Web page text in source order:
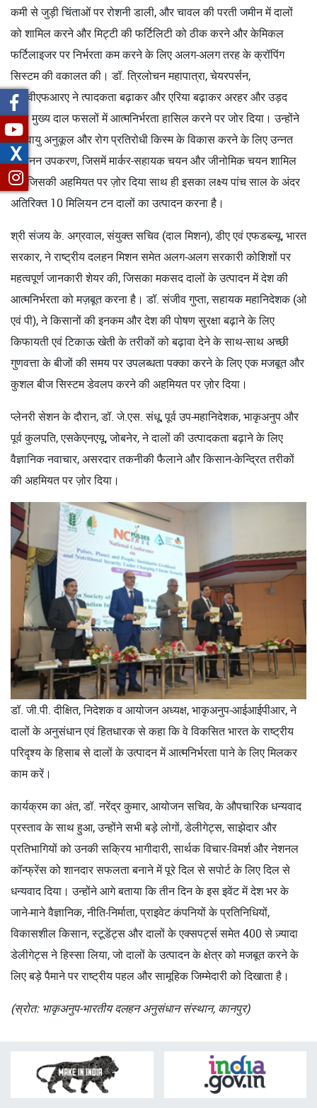
कमी से जुड़ी चिंताओं पर रोशनी डाली, और चावल की परती जमीन में दालों
को शामिल करने और मिट्टी की फर्टिलिटी को ठीक करने और केमिकल
फर्टिलाइजर पर निर्भरता कम करने के लिए अलग-अलग तरह के क्रॉपिंग
सिस्टम की वकालत की। डॉ. त्रिलोचन महापात्रा, चेयरपर्सन,
पीपीवीएफआरए ने त्पादकता बढ़ाकर और एरिया बढ़ाकर अरहर और उड़द
जैसी मुख्य दाल फसलों में आत्मनिर्भरता हासिल करने पर जोर दिया। उन्होंने
जलवायु अनुकूल और रोग प्रतिरोधी किस्म के विकास करने के लिए उन्नत
प्रजनन उपकरण, जिसमें मार्कर-सहायक चयन और जीनोमिक चयन शामिल
हैं। जिसकी अहमियत पर ज़ोर दिया साथ ही इसका लक्ष्य पांच साल के अंदर
अतिरिक्त 10 मिलियन टन दालों का उत्पादन करना है।
श्री संजय के. अग्रवाल, संयुक्त सचिव (दाल मिशन), डीए एवं एफडब्ल्यू, भारत
सरकार, ने राष्ट्रीय दलहन मिशन समेत अलग-अलग सरकारी कोशिशों पर
महत्वपूर्ण जानकारी शेयर की, जिसका मकसद दालों के उत्पादन में देश की
आत्मनिर्भरता को मज़बूत करना है। डॉ. संजीव गुप्ता, सहायक महानिदेशक (ओ
एवं पी), ने किसानों की इनकम और देश की पोषण सुरक्षा बढ़ाने के लिए
किफायती एवं टिकाऊ खेती के तरीकों को बढ़ावा देने के साथ-साथ अच्छी
गुणवत्ता के बीजों की समय पर उपलब्धता पक्का करने के लिए एक मजबूत और
कुशल बीज सिस्टम डेवलप करने की अहमियत पर ज़ोर दिया।
प्लेनरी सेशन के दौरान, डॉ. जे.एस. संधू, पूर्व उप-महानिदेशक, भाकृअनुप और
पूर्व कुलपति, एसकेएनएयू, जोबनेर, ने दालों की उत्पादकता बढ़ाने के लिए
वैज्ञानिक नवाचार, असरदार तकनीकी फैलाने और किसान-केन्द्रित तरीकों
की अहमियत पर ज़ोर दिया।
डॉ. जी.पी. दीक्षित, निदेशक व आयोजन अध्यक्ष, भाकृअनुप-आईआईपीआर, ने
दालों के अनुसंधान एवं हितधारक से कहा कि वे विकसित भारत के राष्ट्रीय
परिदृश्य के हिसाब से दालों के उत्पादन में आत्मनिर्भरता पाने के लिए मिलकर
काम करें।
कार्यक्रम का अंत, डॉ. नरेंद्र कुमार, आयोजन सचिव, के औपचारिक धन्यवाद
प्रस्ताव के साथ हुआ, उन्होंने सभी बड़े लोगों, डेलीगेट्स, साझेदार और
प्रतिभागियों को उनकी सक्रिय भागीदारी, सार्थक विचार-विमर्श और नेशनल
कॉन्फ्रेंस को शानदार सफलता बनाने में पूरे दिल से सपोर्ट के लिए दिल से
धन्यवाद दिया। उन्होंने आगे बताया कि तीन दिन के इस इवेंट में देश भर के
जाने-माने वैज्ञानिक, नीति-निर्माता, प्राइवेट कंपनियों के प्रतिनिधियों,
विकासशील किसान, स्टूडेंट्स और दालों के एक्सपर्ट्स समेत 400 से ज़्यादा
डेलीगेट्स ने हिस्सा लिया, जो दालों के उत्पादन के क्षेत्र को मजबूत करने के
लिए बड़े पैमाने पर राष्ट्रीय पहल और सामूहिक जिम्मेदारी को दिखाता है।
(स्रोत: भाकृअनुप-भारतीय दलहन अनुसंधान संस्थान, कानपुर)
X